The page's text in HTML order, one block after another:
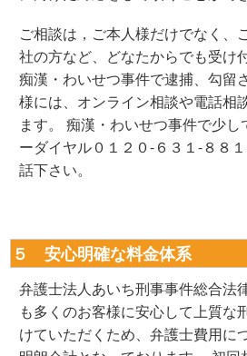
ご相談は，ご本人様だけでなく、
社の方など、どなたからでも受け
痴漢・わいせつ事件で逮捕、勾留
様には、オンライン相談や電話相
ます。 痴漢・わいせつ事件で少し
ーダイヤル０１２０‐６３１‐８８
話下さい。
５ 安心明確な料金体系
弁護士法人あいち刑事事件総合法
も多くのお客様に安心して上質な
けていただくため、弁護士費用に